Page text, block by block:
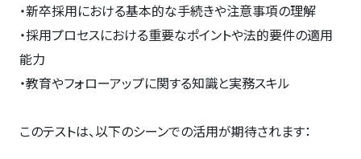
・新卒採用における基本的な手続きや注意事項の理解
・採用プロセスにおける重要なポイントや法的要件の適用
能力
・教育やフォローアップに関する知識と実務スキル
このテストは、以下のシーンでの活用が期待されます：